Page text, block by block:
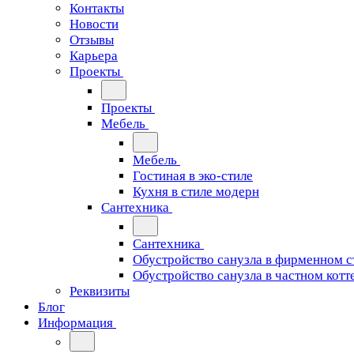
Контакты
Новости
Отзывы
Карьера
Проекты
Проекты
Мебель
Мебель
Гостиная в эко-стиле
Кухня в стиле модерн
Сантехника
Сантехника
Обустройство санузла в фирменном
Обустройство санузла в частном
Реквизиты
Блог
Информация